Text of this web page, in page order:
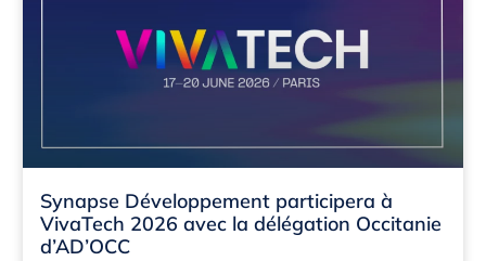
Synapse Développement participera à
VivaTech 2026 avec la délégation Occitanie
d’AD’OCC